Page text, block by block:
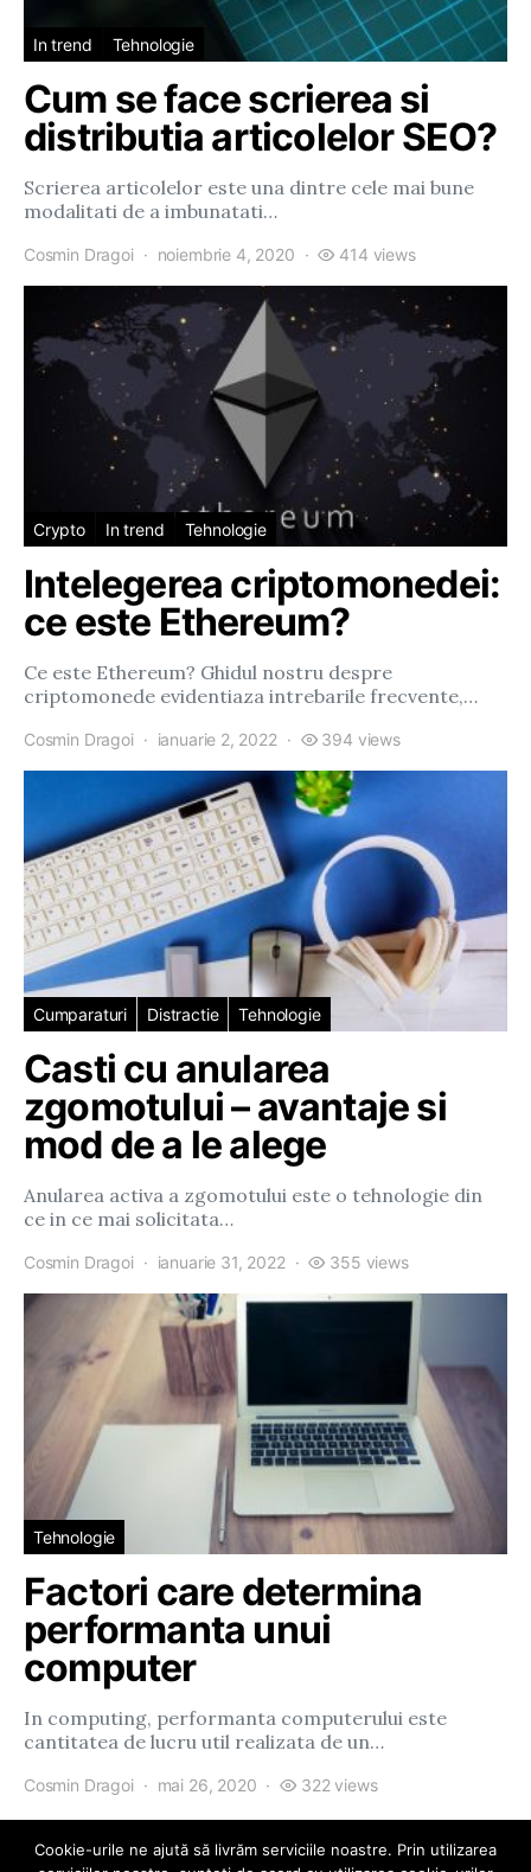
In trend Tehnologie
Cum se face scrierea si
distributia articolelor SEO?
Scrierea articolelor este una dintre cele mai bune
modalitati de a imbunatati…
Cosmin Dragoi noiembrie 4, 2020 414 views
Crypto In trend Tehnologie
Intelegerea criptomonedei:
ce este Ethereum?
Ce este Ethereum? Ghidul nostru despre
criptomonede evidentiaza intrebarile frecvente,…
Cosmin Dragoi ianuarie 2, 2022 394 views
Cumparaturi Distractie Tehnologie
Casti cu anularea
zgomotului – avantaje si
mod de a le alege
Anularea activa a zgomotului este o tehnologie din
ce in ce mai solicitata…
Cosmin Dragoi ianuarie 31, 2022 355 views
Tehnologie
Factori care determina
performanta unui
computer
In computing, performanta computerului este
cantitatea de lucru util realizata de un…
Cosmin Dragoi mai 26, 2020 322 views
Cookie-urile ne ajută să livrăm serviciile noastre. Prin utilizarea